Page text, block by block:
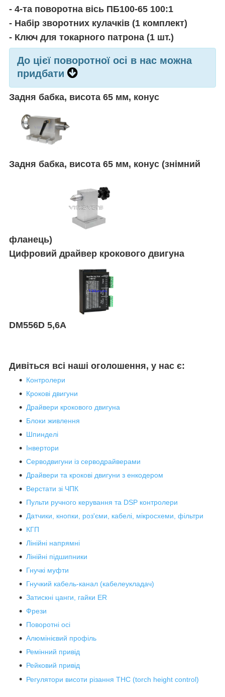
- 4-та поворотна вісь ПБ100-65 100:1
- Набір зворотних кулачків (1 комплект)
- Ключ для токарного патрона (1 шт.)
До цієї поворотної осі в нас можна
придбати
Задня бабка, висота 65 мм, конус
Задня бабка, висота 65 мм, конус (знімний
фланець)
Цифровий драйвер крокового двигуна
DM556D 5,6А
Дивіться всі наші оголошення, у нас є:
Контролери
Крокові двигуни
Драйвери крокового двигуна
Блоки живлення
Шпинделі
Інвертори
Серводвигуни із серводрайверами
Драйвери та крокові двигуни з енкодером
Верстати зі ЧПК
Пульти ручного керування та DSP контролери
Датчики, кнопки, роз'єми, кабелі, мікросхеми, фільтри
КГП
Лінійні напрямні
Лінійні підшипники
Гнучкі муфти
Гнучкий кабель-канал (кабелеукладач)
Затискні цанги, гайки ER
Фрези
Поворотні осі
Алюмінієвий профіль
Ремінний привід
Рейковий привід
Регулятори висоти різання THC (torch height control)